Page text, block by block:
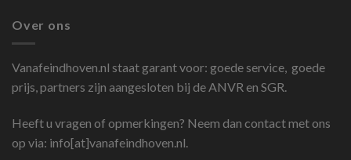
Over ons
Vanafeindhoven.nl staat garant voor: goede service, goede
prijs, partners zijn aangesloten bij de ANVR en SGR.
Heeft u vragen of opmerkingen? Neem dan contact met ons
op via: info[at]vanafeindhoven.nl.